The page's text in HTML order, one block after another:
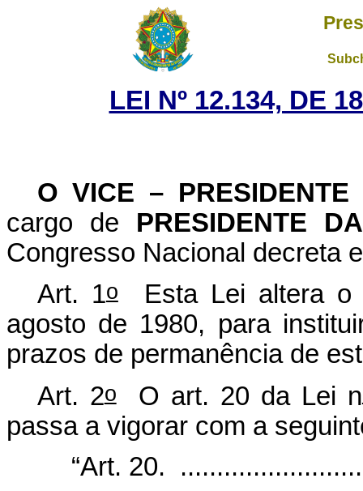
LEI Nº 12.134, DE
O VICE –
cargo de PRESIDENTE
Congresso Nacional decreta
Art. 1oEsta Lei altera o
agosto de 1980, para
prazos de permanência de
Art. 2oO art. 20 da Lei n
passa a vigorar com a
“Art. 20.